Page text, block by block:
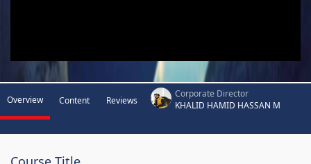
Overview Content Reviews
Corporate Director
KHALID HAMID HASSAN M